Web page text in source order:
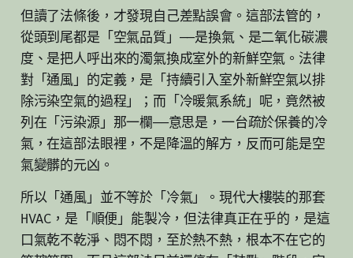
但讀了法條後，才發現自己差點誤會。這部法管的，
從頭到尾都是「空氣品質」——是換氣、是二氧化碳濃
度、是把人呼出來的濁氣換成室外的新鮮空氣。法律
對「通風」的定義，是「持續引入室外新鮮空氣以排
除污染空氣的過程」；而「冷暖氣系統」呢，竟然被
列在「污染源」那一欄——意思是，一台疏於保養的冷
氣，在這部法眼裡，不是降溫的解方，反而可能是空
氣變髒的元凶。
所以「通風」並不等於「冷氣」。現代大樓裝的那套
HVAC，是「順便」能製冷，但法律真正在乎的，是這
口氣乾不乾淨、悶不悶，至於熱不熱，根本不在它的